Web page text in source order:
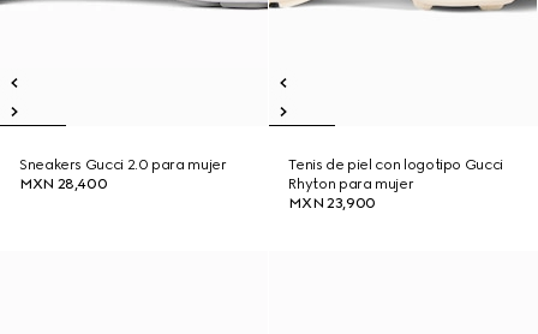
Sneakers Gucci 2.0 para mujer
MXN 28,400
Tenis de piel con logotipo Gucci
Rhyton para mujer
MXN 23,900